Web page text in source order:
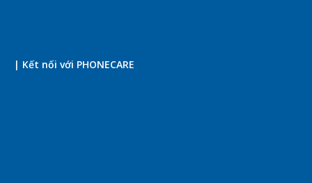
| Kết nối với PHONECARE